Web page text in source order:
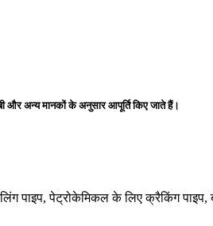
और अन्य मानकों के अनुसार आपूर्ति किए जाते हैं।
पाइप, पेट्रोकेमिकल के लिए क्रैकिंग